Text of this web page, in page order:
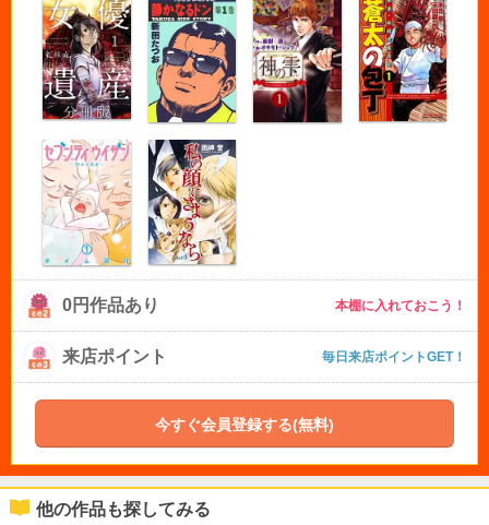
0円作品あり 本棚に入れておこう！
来店ポイント 毎日来店ポイントGET！
今すぐ会員登録する(無料)
他の作品も探してみる